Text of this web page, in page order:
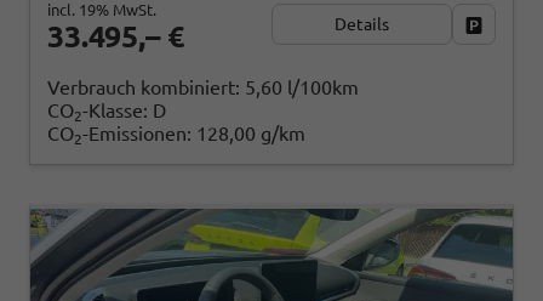
33.495,– €
incl. 19% MwSt.
Details
Verbrauch kombiniert: 5,60 l/100km
CO2-Klasse: D
CO2-Emissionen: 128,00 g/km